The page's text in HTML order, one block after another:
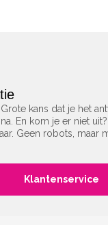
Grote kans dat je het
En kom je er niet
Geen robots, maar
Klantenservice